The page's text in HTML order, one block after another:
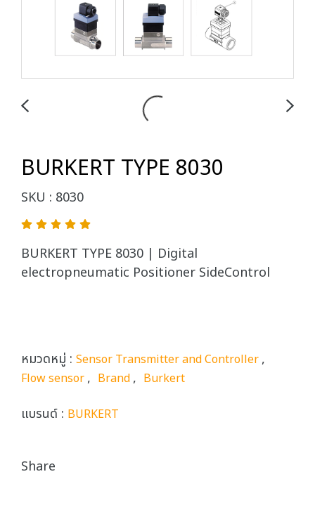
BURKERT TYPE 8030
SKU : 8030
BURKERT TYPE 8030 | Digital
electropneumatic Positioner SideControl
หมวดหมู่ : Sensor Transmitter and Controller,
Flow sensor, Brand, Burkert
แบรนด์ : BURKERT
Share